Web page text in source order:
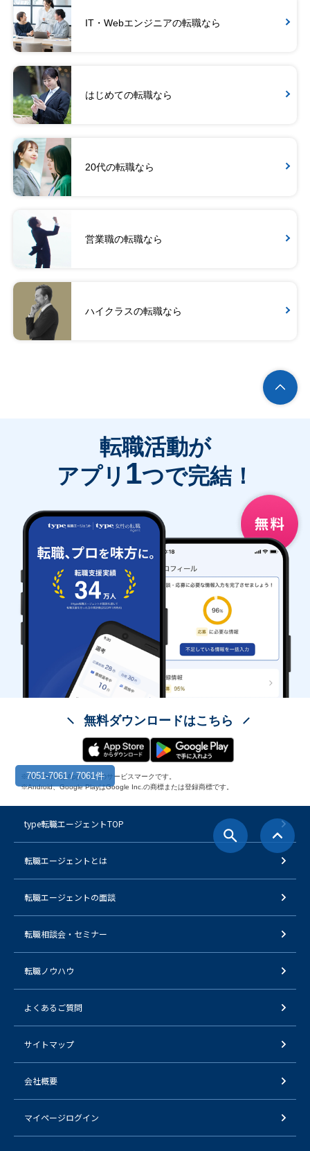
IT・Webエンジニアの転職なら
はじめての転職なら
20代の転職なら
営業職の転職なら
ハイクラスの転職なら
7051-7061 / 7061件
転職活動が
アプリ 1つで完結！
無料ダウンロードはこちら
※App StoreはApple Inc.のサービスマークです。
※Android、Google PlayはGoogle Inc.の商標または登録商標です。
type転職エージェントTOP
転職エージェントとは
転職エージェントの面談
転職相談会・セミナー
転職ノウハウ
よくあるご質問
サイトマップ
会社概要
マイページログイン